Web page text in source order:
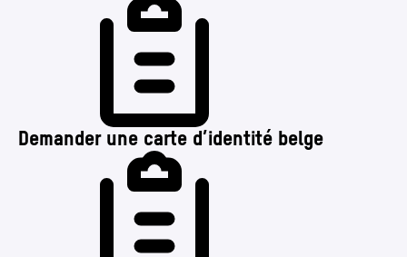
Demander une carte d’identité belge